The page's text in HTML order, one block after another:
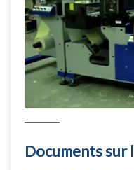
Documents sur